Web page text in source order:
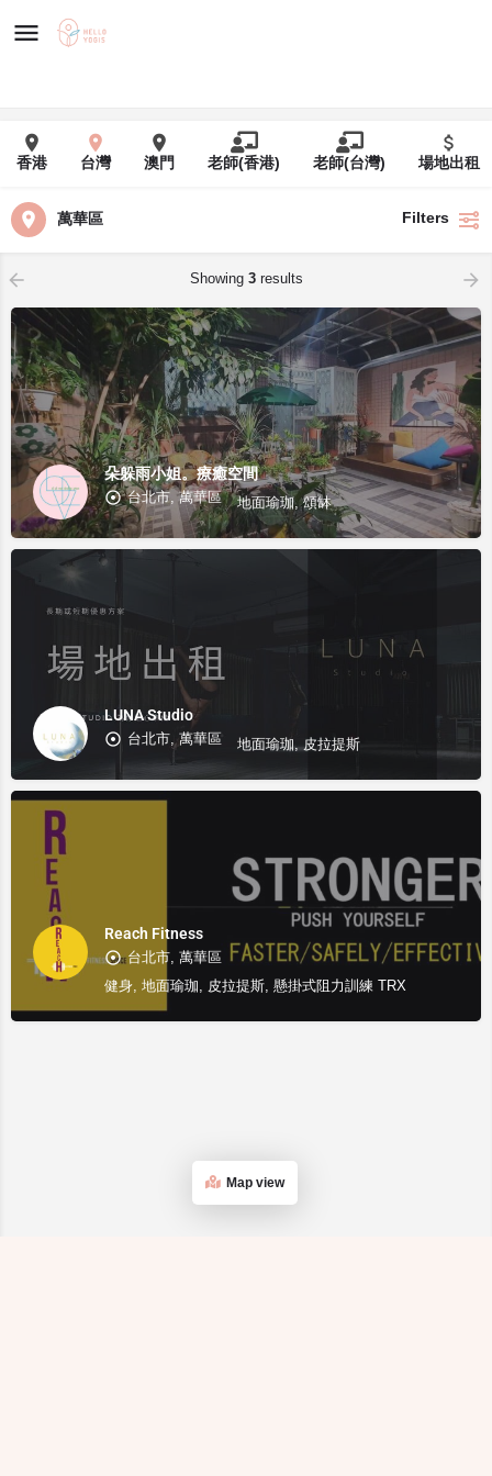
香港 台灣 澳門 老師(香港) 老師(台灣) 場地出租
萬華區 Filters
Showing 3results
朵躲雨小姐。療癒空間
台北市, 萬華區 地面瑜珈, 頌缽
LUNA Studio
台北市, 萬華區 地面瑜珈, 皮拉提斯
Reach Fitness
台北市, 萬華區
健身, 地面瑜珈, 皮拉提斯, 懸掛式阻力訓練 TRX
Map view